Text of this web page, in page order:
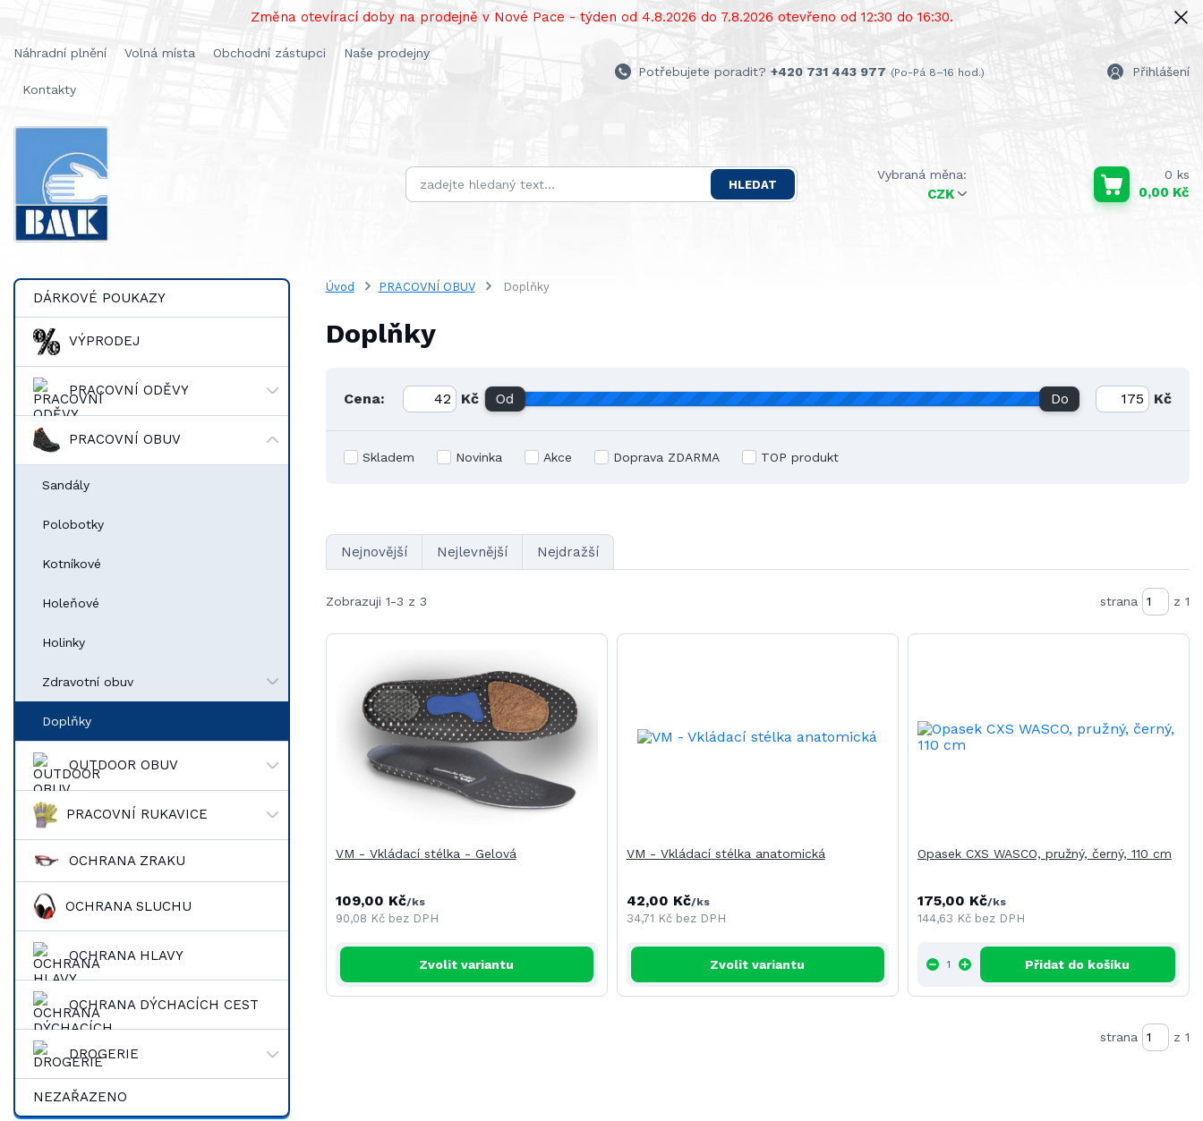
Změna otevírací doby na prodejně v Nové Pace - týden od 4.8.2026 do 7.8.2026 otevřeno od 12:30 do 16:30.
Náhradní plnění Volná místa Obchodní zástupci Naše prodejny
Kontakty
CZK
Přihlášení
HLEDAT
Potřebujete poradit? +420 731 443 977 (Po-Pá 8–16 hod.)
0 ks
0,00 Kč
DÁRKOVÉ POUKAZY
VÝPRODEJ
PRACOVNÍ ODĚVY
PRACOVNÍ OBUV
Sandály
Polobotky
Kotníkové
Holeňové
Holinky
Zdravotní obuv
Doplňky
OUTDOOR OBUV
PRACOVNÍ RUKAVICE
OCHRANA ZRAKU
OCHRANA SLUCHU
OCHRANA HLAVY
OCHRANA DÝCHACÍCH CEST
DROGERIE
NEZAŘAZENO
Úvod PRACOVNÍ OBUV Doplňky
Doplňky
Cena: Kč Od Do Kč
Skladem Novinka Akce Doprava ZDARMA TOP produkt
Nejnovější Nejlevnější Nejdražší
Zobrazuji 1-3 z 3 strana z 1
VM - Vkládací stélka - Gelová
109,00 Kč/ks
90,08 Kč bez DPH
Zvolit variantu
VM - Vkládací stélka anatomická
42,00 Kč/ks
34,71 Kč bez DPH
Zvolit variantu
Opasek CXS WASCO, pružný, černý, 110 cm
175,00 Kč/ks
144,63 Kč bez DPH
Přidat do košíku
strana z 1